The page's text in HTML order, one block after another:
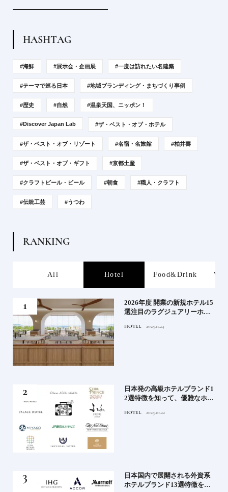
HASHTAG
#海鮮 #展示会・企画展 #一度は訪れたい名建築
#テーマで巡る日本 #地域ブランディング・まちづくり事例
#歴史 #自然 #温泉天国、ニッポン！
#Discover Japan Lab #ザ・ベスト・オブ・ホテル
#ザ・ベスト・オブ・リゾート #名宿・名旅館 #柏井壽
#ザ・ベスト・オブ・ギフト #京都土産
#クラフトビール・ビール #朝食 #職人・クラフト
#伝統工芸 #うつわ
RANKING
All Hotel Food&Drink
2026年度 開業の新規ホテル15
選注目のラグジュアリーホテ
ィホテルまでご紹介【前編】
HOTEL 2025.11.24
日本発の高級ホテルブランド1
2選特徴を知って、優雅なホテ
ンド大解剖①
HOTEL 2025.10.22
日本国内で展開される外資系
ホテルブランド13選特徴を知